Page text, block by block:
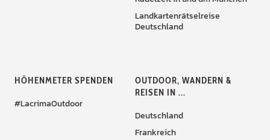
Landkartenrätselreise
Deutschland
HÖHENMETER SPENDEN
#LacrimaOutdoor
OUTDOOR, WANDERN &
REISEN IN ...
Deutschland
Frankreich